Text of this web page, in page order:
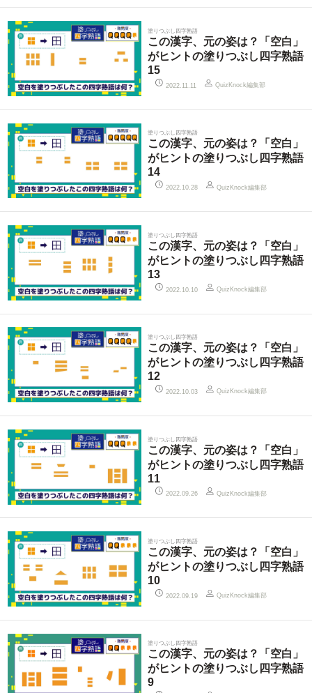
塗りつぶし四字熟語
この漢字、元の姿は？「空白」
がヒントの塗りつぶし四字熟語
15
2022.11.11 QuizKnock編集部
塗りつぶし四字熟語
この漢字、元の姿は？「空白」
がヒントの塗りつぶし四字熟語
14
2022.10.28 QuizKnock編集部
塗りつぶし四字熟語
この漢字、元の姿は？「空白」
がヒントの塗りつぶし四字熟語
13
2022.10.10 QuizKnock編集部
塗りつぶし四字熟語
この漢字、元の姿は？「空白」
がヒントの塗りつぶし四字熟語
12
2022.10.03 QuizKnock編集部
塗りつぶし四字熟語
この漢字、元の姿は？「空白」
がヒントの塗りつぶし四字熟語
11
2022.09.26 QuizKnock編集部
塗りつぶし四字熟語
この漢字、元の姿は？「空白」
がヒントの塗りつぶし四字熟語
10
2022.09.19 QuizKnock編集部
塗りつぶし四字熟語
この漢字、元の姿は？「空白」
がヒントの塗りつぶし四字熟語
9